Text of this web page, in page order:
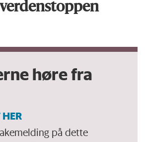
høre fra
på dette